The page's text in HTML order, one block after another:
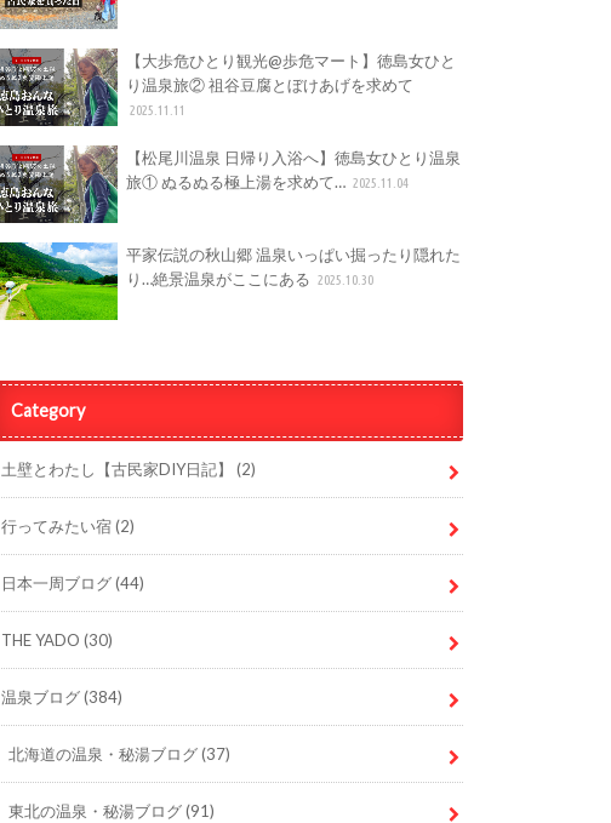
【大歩危ひとり観光@歩危マート】徳島女ひと
り温泉旅② 祖谷豆腐とぼけあげを求めて
2025.11.11
【松尾川温泉 日帰り入浴へ】徳島女ひとり温泉
旅① ぬるぬる極上湯を求めて… 2025.11.04
平家伝説の秋山郷 温泉いっぱい掘ったり隠れた
り…絶景温泉がここにある 2025.10.30
Category
土壁とわたし【古民家DIY日記】 (2)
行ってみたい宿(2)
日本一周ブログ(44)
THE YADO (30)
温泉ブログ(384)
北海道の温泉・秘湯ブログ(37)
東北の温泉・秘湯ブログ(91)